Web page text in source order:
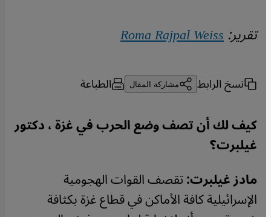
تقرير:Roma Rajpal Weiss
نسخ الرابط مشاركة المقال الطباعة
كيف لك أن تصف وضع الحرب في غزة ، دكتور
غيلبرت؟
مادز غيلبرت:تقصف القوات الهجومية
الإسرائيلية كافة الأماكن في قطاع غزة بكثافة